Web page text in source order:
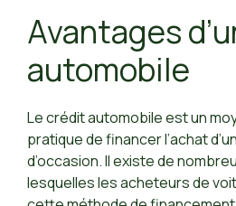
Avantages
automobile
Le crédit automobile est un
pratique de financer l’achat
d’occasion. Il existe de
lesquelles les acheteurs de